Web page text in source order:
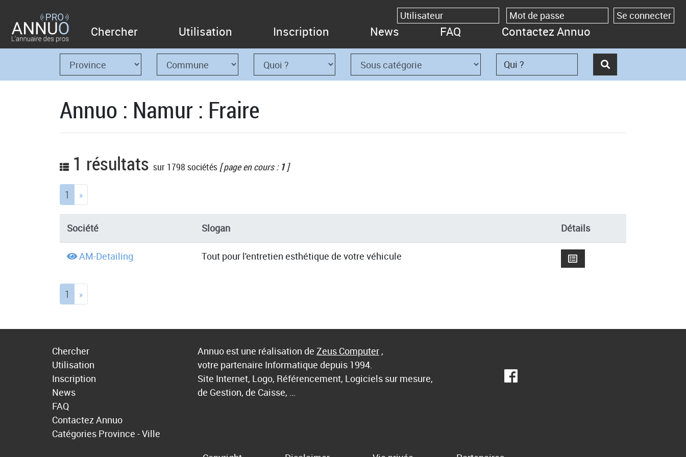
Chercher Utilisation Inscription News FAQ Contactez Annuo
Annuo : Namur : Fraire
1 résultats sur 1798 sociétés [ page en cours : 1]
1 (current)
»
Société Slogan Détails
AM-Detailing Tout pour l'entretien esthétique de votre véhicule
1 (current)
»
Chercher
Utilisation
Inscription
News
FAQ
Contactez Annuo
Catégories Province - Ville
Annuo est une réalisation de Zeus Computer ,
votre partenaire Informatique depuis 1994.
Site Internet, Logo, Référencement, Logiciels sur mesure,
de Gestion, de Caisse, …